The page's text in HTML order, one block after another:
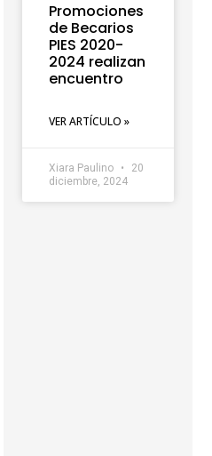
Promociones
de Becarios
PIES 2020-
2024 realizan
encuentro
VER ARTÍCULO »
Xiara Paulino
20
diciembre, 2024